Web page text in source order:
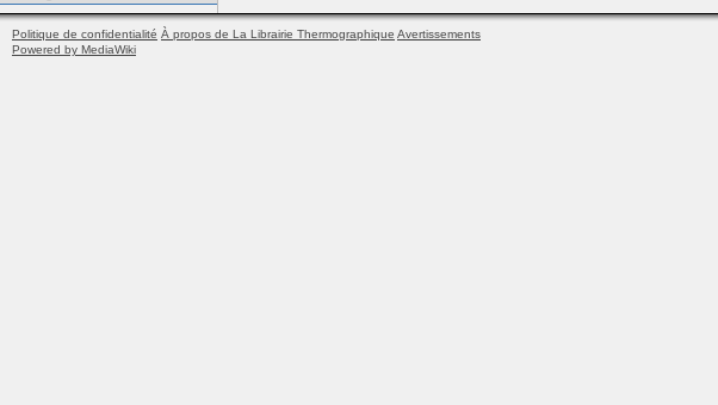
Politique de confidentialité À propos de La Librairie Thermographique Avertissements
Powered by MediaWiki